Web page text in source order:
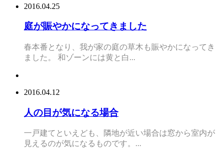
2016.04.25
庭が賑やかになってきました
春本番となり、我が家の庭の草木も賑やかになってき
ました。 和ゾーンには黄と白...
2016.04.12
人の目が気になる場合
一戸建てといえども、隣地が近い場合は窓から室内が
見えるのが気になるものです。...